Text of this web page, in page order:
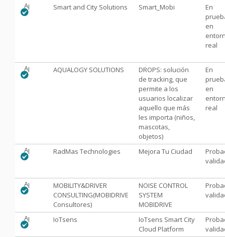
AprobadoSmart and City Solutions Smart_Mobi
En
en
real
AprobadoAQUALOGY SOLUTIONS
DROPS: solución
de tracking, que
permite a los
usuarios localizar
aquello que más
les importa (niños,
mascotas,
objetos)
En
en
real
AprobadoRadMas Technologies Mejora Tu Ciudad
AprobadoMOBILITY&DRIVER
CONSULTING(MOBIDRIVE
Consultores)
NOISE CONTROL
SYSTEM
MOBIDRIVE
AprobadoIoTsens
IoTsens Smart City
Cloud Platform